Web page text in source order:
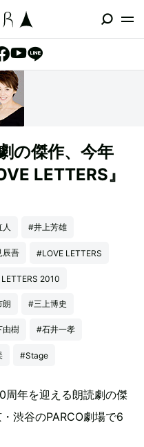
の傑作、今年
LETTERS』
#井上芳雄
辰吾 #LOVE LETTERS
2010
朗 #三上博史
由樹 #石井一孝
#Stage
周年を迎える朗読劇の傑
渋谷のPARCO劇場で6